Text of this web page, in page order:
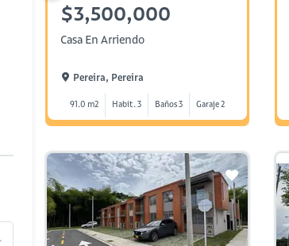
$3,500,000
Casa En Arriendo
Pereira, Pereira
91.0 m2 Habit. 3 Baños 3 Garaje 2